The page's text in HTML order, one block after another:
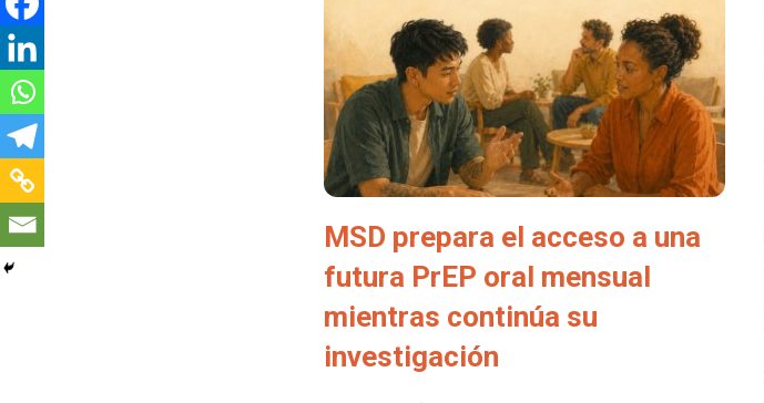
MSD prepara el acceso a una
futura PrEP oral mensual
mientras continúa su
investigación